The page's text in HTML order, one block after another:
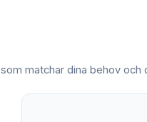
som matchar dina behov och